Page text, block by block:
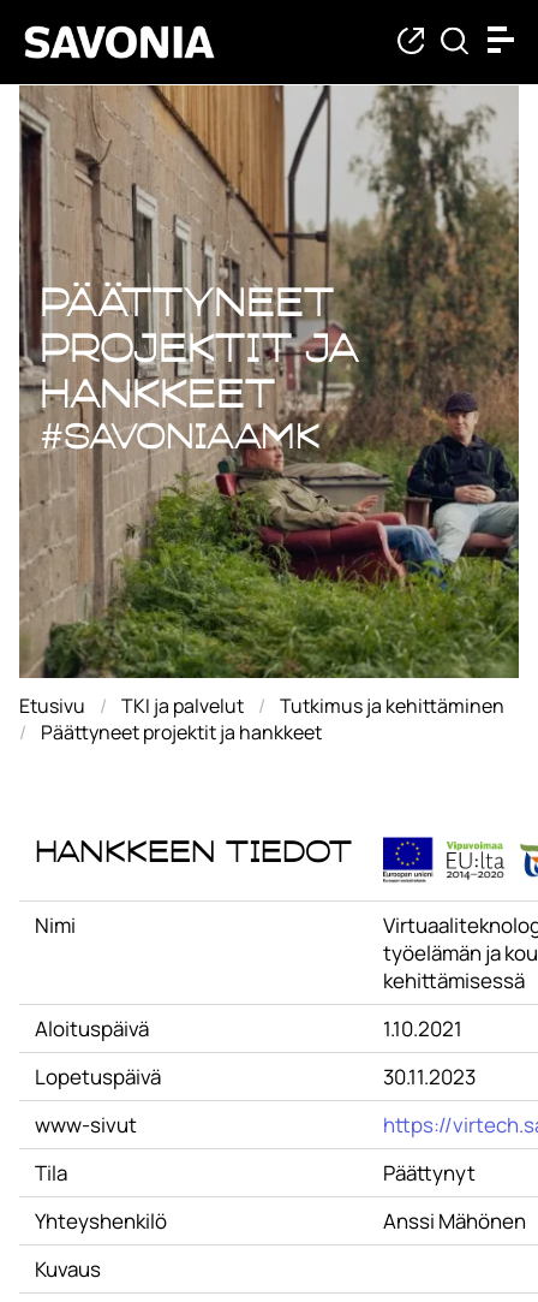
Päättyneet
Päättyneet
projektit ja
hankkeet
#savoniaAMK
Etusivu TKI ja palvelut
Tutkimus ja kehittäminen
Päättyneet projektit ja hankkeet
Hankkeen tiedot
Nimi
työelämän ja
kehittämisessä
Aloituspäivä
1.10.2021
Lopetuspäivä
30.11.2023
www-sivut
https://
Tila
Päättynyt
Yhteyshenkilö
Anssi Mähönen
Kuvaus